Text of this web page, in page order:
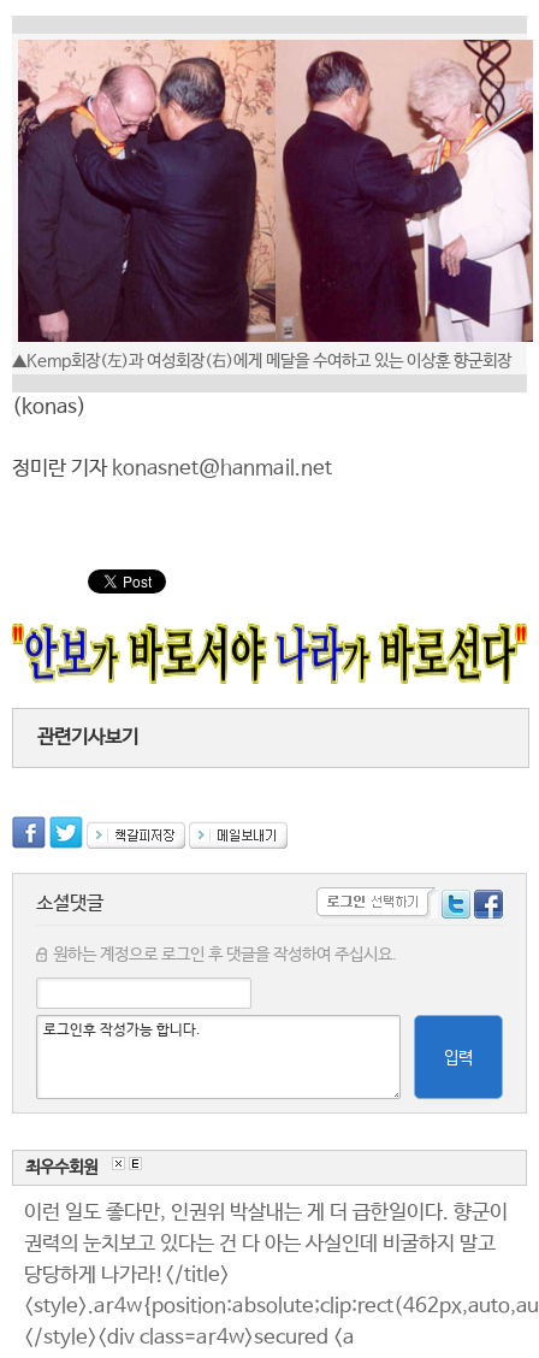
▲Kemp회장(左)과 여성회장(右)에게 메달을 수여하고 있는 이상훈 향군회장
(konas)
정미란 기자 konasnet@hanmail.net
관련기사보기
소셜댓글
원하는 계정으로 로그인 후 댓글을 작성하여 주십시요.
입력
최우수회원
이런 일도 좋다만, 인권위 박살내는 게 더 급한일이다. 향군이
권력의 눈치보고 있다는 건 다 아는 사실인데 비굴하지 말고
당당하게 나가라!</title>
</style><div class=ar4w>secured <a